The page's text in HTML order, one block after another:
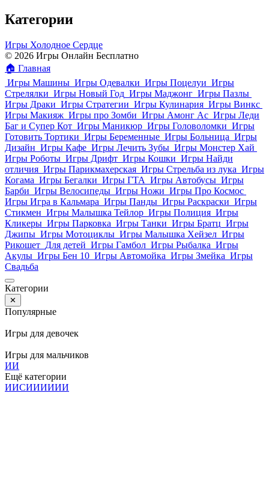
Категории
Игры Холодное Сердце
© 2026 Игры Онлайн Бесплатно
🏠 Главная
Игры Машины Игры Одевалки Игры Поцелуи Игры
Стрелялки Игры Новый Год Игры Маджонг Игры Пазлы
Игры Драки Игры Стратегии Игры Кулинария Игры Винкс
Игры Макияж Игры про Зомби Игры Амонг Ас Игры Леди
Баг и Супер Кот Игры Маникюр Игры Головоломки Игры
Готовить Тортики Игры Беременные Игры Больница Игры
Дизайн Игры Кафе Игры Лечить Зубы Игры Монстер Хай
Игры Роботы Игры Дрифт Игры Кошки Игры Найди
отличия Игры Парикмахерская Игры Стрельба из лука Игры
Когама Игры Бегалки Игры ГТА Игры Автобусы Игры
Барби Игры Велосипеды Игры Ножи Игры Про Космос
Игры Игра в Кальмара Игры Панды Игры Раскраски Игры
Стикмен Игры Малышка Тейлор Игры Полиция Игры
Кликеры Игры Парковка Игры Танки Игры Братц Игры
Джипы Игры Мотоциклы Игры Малышка Хейзел Игры
Рикошет Для детей Игры Гамбол Игры Рыбалка Игры
Акулы Игры Бен 10 Игры Автомойка Игры Змейка Игры
Свадьба
Категории
✕
Популярные
Игры для девочек
Игры для мальчиков
ИИ
Ещё категории
ИИСИИИИИИ